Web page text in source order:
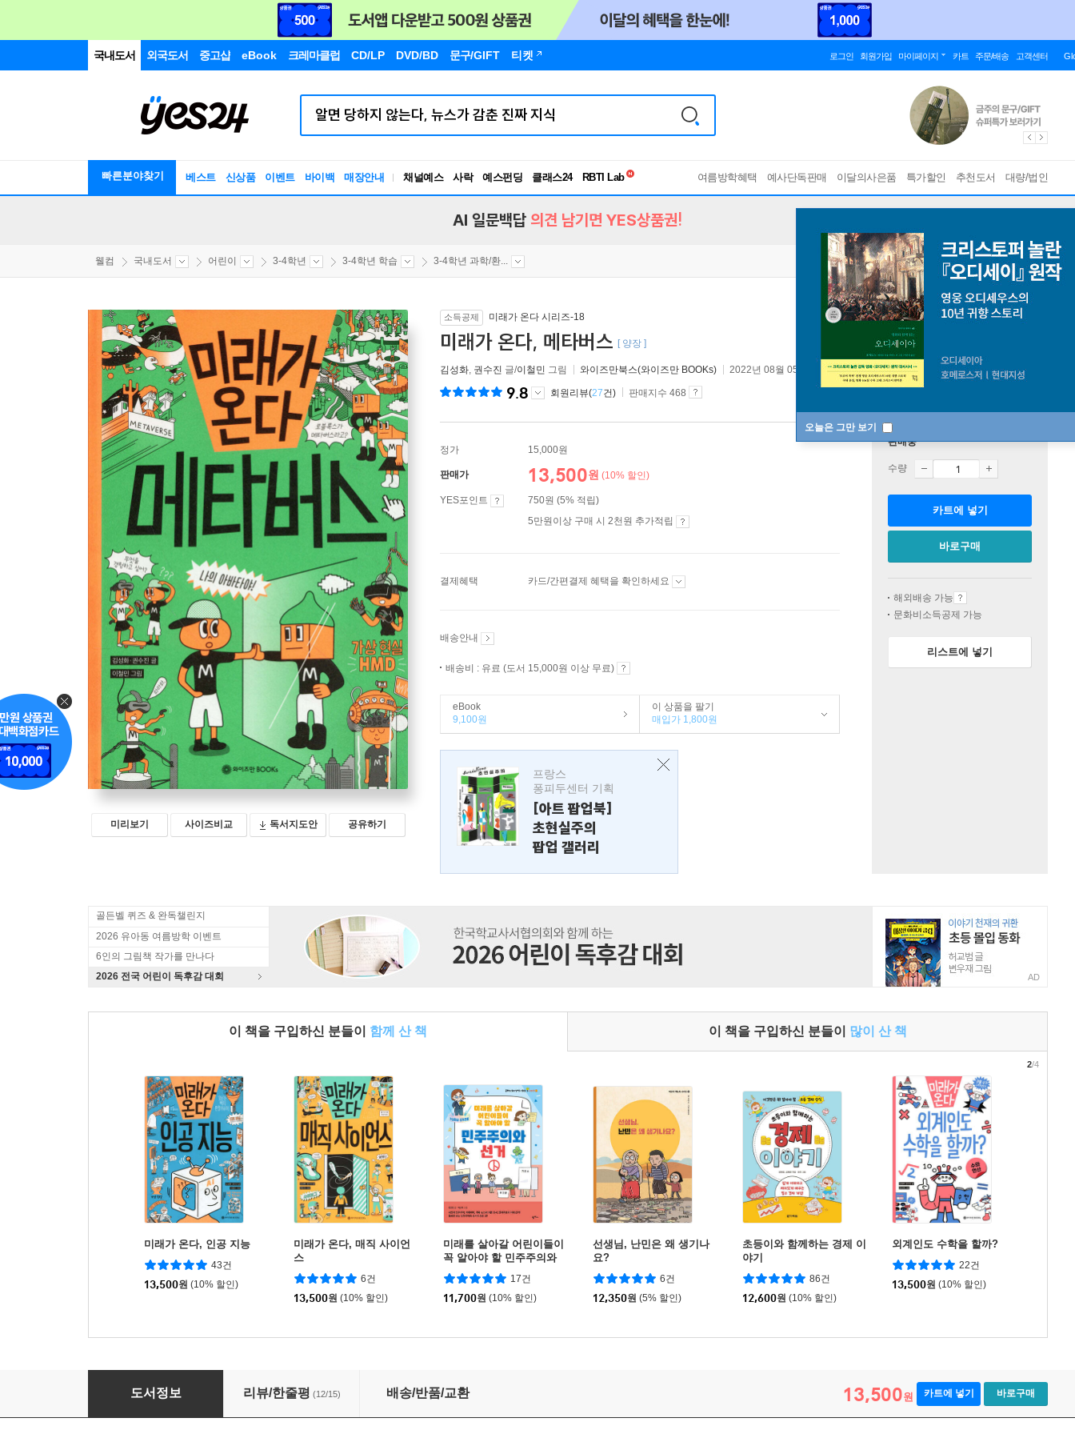
국내도서 외국도서 중고샵 eBook 크레마클럽 CD/LP DVD/BD 문구/GIFT 티켓 로그인 회원가입 마이페이지 카트 주문/배송 고객센터
빠른분야찾기 베스트 신상품 이벤트 바이백 매장안내 채널예스 사락 예스펀딩 클래스24
RBTI Lab
독서유형검사
여름방학혜택 예사단독판매 이달의사은품 특가할인 추천도서 대량/법인
오늘은 그만 보기
AI 일문백답 의견 남기면 YES상품권!
웰컴 국내도서 어린이 3-4학년 3-4학년 학습 3-4학년 과학/환...
미리보기 사이즈비교 독서지도안 공유하기
소득공제 미래가 온다 시리즈-18
미래가 온다, 메타버스 [ 양장 ]
김성화, 권수진 글/이철민 그림 와이즈만북스(와이즈만 BOOKs) 2022년 08월 05일
9.8 회원리뷰(27건) 판매지수 468
정가 15,000원
판매가 13,500원 (10% 할인)
YES포인트
750원 (5% 적립)
5만원이상 구매 시 2천원 추가적립
결제혜택 카드/간편결제 혜택을 확인하세요
배송안내
배송비 : 유료 (도서 15,000원 이상 무료)
eBook
9,100원
이 상품을 팔기
매입가 1,800원
프랑스
퐁피두센터 기획
[아트 팝업북]
초현실주의
팝업 갤러리
판매중
수량
카트에 넣기
바로구매
해외배송 가능
문화비소득공제 가능
리스트에 넣기
골든벨 퀴즈 & 완독챌린지
2026 유아동 여름방학 이벤트
6인의 그림책 작가를 만나다
2026 전국 어린이 독후감 대회
AD
이 책을 구입하신 분들이 함께 산 책 이 책을 구입하신 분들이 많이 산 책
미래가 온다, 인공 지능
43건
13,500원 (10% 할인)
미래가 온다, 매직 사이언
스
6건
13,500원 (10% 할인)
미래를 살아갈 어린이들이
꼭 알아야 할 민주주의와
선거
17건
11,700원 (10% 할인)
선생님, 난민은 왜 생기나
요?
6건
12,350원 (5% 할인)
초등이와 함께하는 경제 이
야기
86건
12,600원 (10% 할인)
외계인도 수학을 할까?
22건
13,500원 (10% 할인)
2/4
미래가 온다, 메타버스
도서정보 리뷰/한줄평 (12/15) 배송/반품/교환 13,500원 카트에 넣기 바로구매